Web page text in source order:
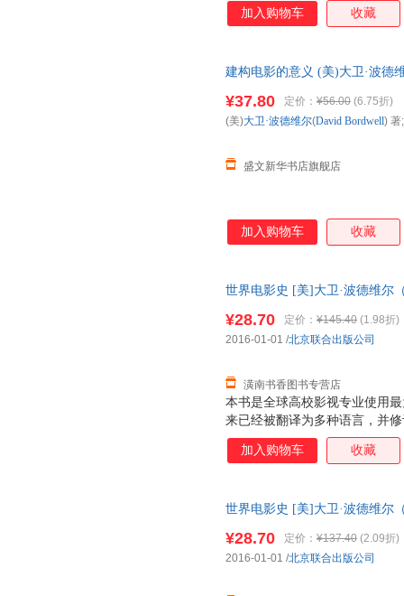
加入购物车 收藏
建构电影的意义 (美)大卫·波德
¥37.80 定价： ¥56.00 (6.75折)
盛文新华书店旗舰店
(美)大卫·波德维尔(David Bordwell) 著;
加入购物车 收藏
世界电影史 [美]大卫·波德维尔
本书是全球高校影视专业使用
来已经被翻译为多种语言，并
上至电影诞生，下至21世纪的
影，将百年电影发展史娓娓道
时代下的电影文化探讨，体现
影产业链条上的各个部分进行
的版式和索引部分，可以最大
¥28.70 定价： ¥145.40 (1.98折)
潢南书香图书专营店
2016-01-01 /北京联合出版公司
加入购物车 收藏
世界电影史 [美]大卫·波德维尔
¥28.70 定价： ¥137.40 (2.09折)
2016-01-01 /北京联合出版公司